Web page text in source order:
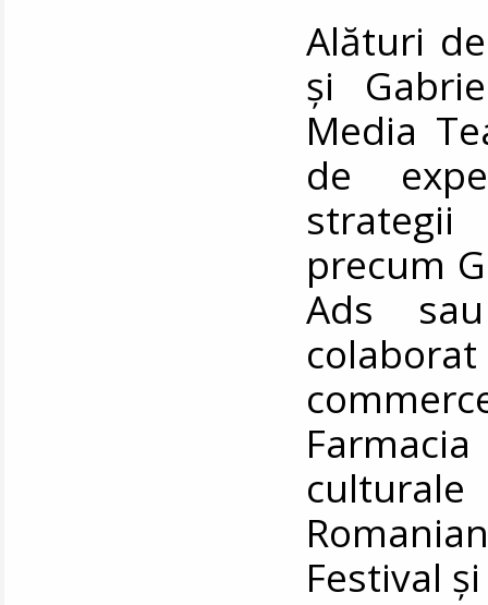
Alături
și
Media
de
precum
Ads
Festival